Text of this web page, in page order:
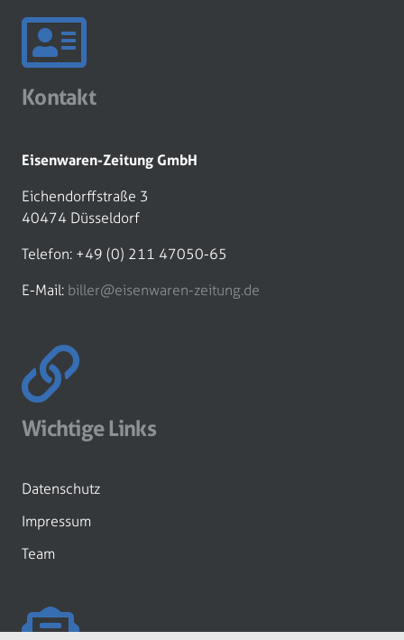
Kontakt
Eisenwaren-Zeitung GmbH
Eichendorffstraße 3
40474 Düsseldorf
Telefon: +49 (0) 211 47050-65
E-Mail: biller@eisenwaren-zeitung.de
Wichtige Links
Datenschutz
Impressum
Team